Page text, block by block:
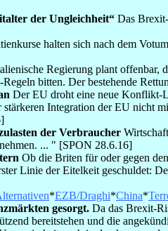
der Ungleichheit“ Das
halten sich nach dem
Regierung plant offenbar,
bitten. Der bestehende
Der EU droht eine neue Konflikt-
Integration der EU nicht
der Verbraucher
... " [SPON 28.6.16]
Ob die Briten für oder gegen
Linie der Eitelkeit geschuldet:
*EZB/Draghi*China*
gesorgt. Da das Brexit-
bereitstehen und die